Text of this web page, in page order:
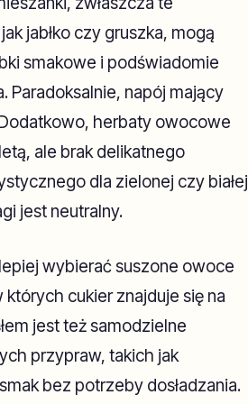
jabłko czy gruszka, mogą
smakowe i podświadomie
Paradoksalnie, napój mający
herbaty owocowe
ale brak delikatnego
dla zielonej czy białej
jest neutralny.
wybierać suszone owoce
cukier znajduje się na
jest też samodzielne
przypraw, takich jak
bez potrzeby dosładzania.